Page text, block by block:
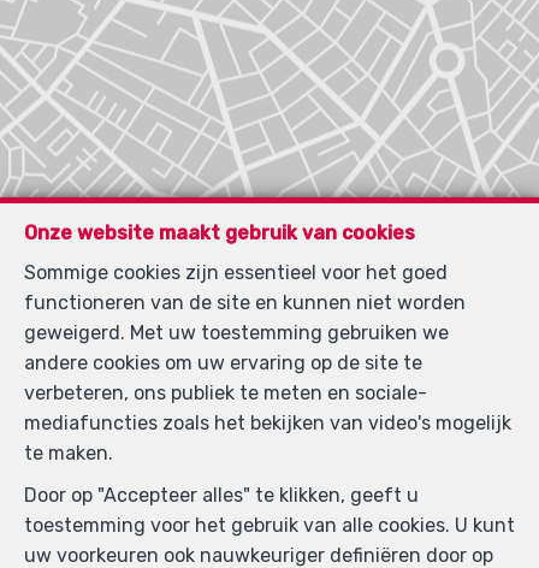
Zoek op de kaart
Onze website maakt gebruik van cookies
Sommige cookies zijn essentieel voor het goed
functioneren van de site en kunnen niet worden
geweigerd. Met uw toestemming gebruiken we
andere cookies om uw ervaring op de site te
verbeteren, ons publiek te meten en sociale-
mediafuncties zoals het bekijken van video's mogelijk
te maken.
Door op "Accepteer alles" te klikken, geeft u
toestemming voor het gebruik van alle cookies. U kunt
uw voorkeuren ook nauwkeuriger definiëren door op